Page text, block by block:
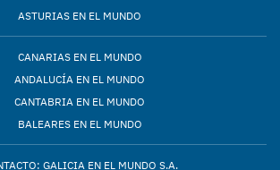
ASTURIAS EN EL MUNDO
CANARIAS EN EL MUNDO
ANDALUCÍA EN EL MUNDO
CANTABRIA EN EL MUNDO
BALEARES EN EL MUNDO
GALICIA EN EL MUNDO S.A.